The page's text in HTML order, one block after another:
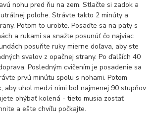
nohu pred ňu na zem. Stlačte si zadok a
polohe. Strávte takto 2 minúty a
Potom to urobte. Posaďte sa na päty s
a rukami sa snažte posunúť čo najviac
posuňte ruky mierne doľava, aby ste
svalov z opačnej strany. Po ďalších 40
Posledným cvičením je posadenie sa
prvú minútu spolu s nohami. Potom
aby uhol medzi nimi bol najmenej 90 stupňov
ohýbať kolená - tieto musia zostať
a ešte chvíľu počkajte.